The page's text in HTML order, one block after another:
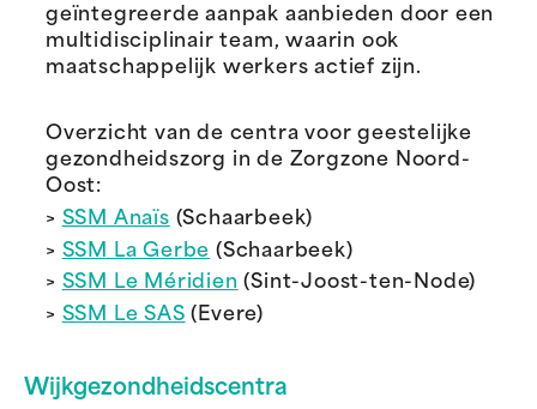
geïntegreerde aanpak aanbieden door een
multidisciplinair team, waarin ook
maatschappelijk werkers actief zijn.
Overzicht van de centra voor geestelijke
gezondheidszorg in de Zorgzone Noord-
Oost:
> SSM Anaïs (Schaarbeek)
> SSM La Gerbe (Schaarbeek)
> SSM Le Méridien (Sint-Joost-ten-Node)
> SSM Le SAS (Evere)
Wijkgezondheidscentra